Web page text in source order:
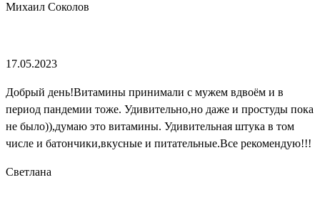
Михаил Соколов
17.05.2023
Добрый день!Витамины принимали с мужем вдвоём и в
период пандемии тоже. Удивительно,но даже и простуды пока
не было)),думаю это витамины. Удивительная штука в том
числе и батончики,вкусные и питательные.Все рекомендую!!!
Светлана